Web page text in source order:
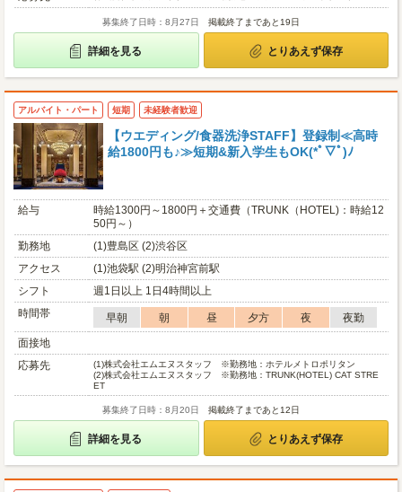
募集終了日時：8月27日 掲載終了まであと19日
詳細を見る とりあえず保存
アルバイト・パート 短期 未経験者歓迎
【ウエディング/食器洗浄STAFF】登録制≪高時
給1800円も♪≫短期&新入学生もOK(*ﾟ▽ﾟ)ﾉ
給与
時給1300円～1800円＋交通費（TRUNK（HOTEL)：時給12
50円～）
勤務地
(1)豊島区 (2)渋谷区
アクセス
(1)池袋駅 (2)明治神宮前駅
シフト
週1日以上 1日4時間以上
時間帯
早朝 朝 昼 夕方 夜
夜勤
面接地
応募先
(1)株式会社エムエヌスタッフ ※勤務地：ホテルメトロポリタン
(2)株式会社エムエヌスタッフ ※勤務地：TRUNK(HOTEL) CAT STRE
ET
募集終了日時：8月20日 掲載終了まであと12日
詳細を見る とりあえず保存